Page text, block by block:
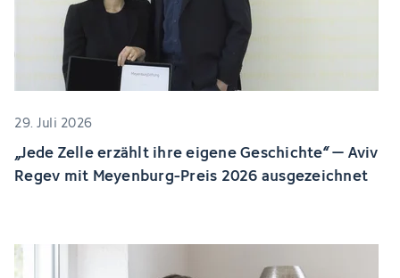
29. Juli 2026
„Jede Zelle erzählt ihre eigene Geschichte“ – Aviv
Regev mit Meyenburg-Preis 2026 ausgezeichnet